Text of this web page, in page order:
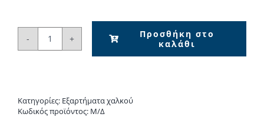
Ημι-
Προσθήκη στο
καλάθι
Κατηγορίες: Εξαρτήματα χαλκού
Κωδικός προϊόντος: Μ/Δ